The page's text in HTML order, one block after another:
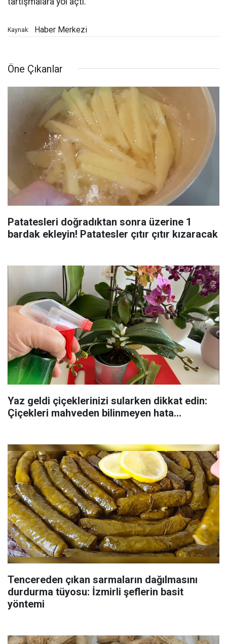
Kaynak: Haber Merkezi
Öne Çıkanlar
Patatesleri doğradıktan sonra üzerine 1
bardak ekleyin! Patatesler çıtır çıtır kızaracak
Yaz geldi çiçeklerinizi sularken dikkat edin:
Çiçekleri mahveden bilinmeyen hata...
Tencereden çıkan sarmaların dağılmasını
durdurma tüyosu: İzmirli şeflerin basit
yöntemi